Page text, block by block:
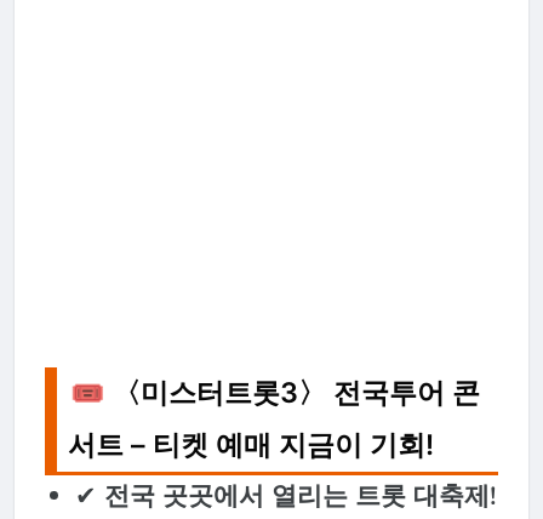
🎟️ 〈미스터트롯3〉 전국투어 콘
서트 – 티켓 예매 지금이 기회!
✔ 전국 곳곳에서 열리는 트롯 대축제!